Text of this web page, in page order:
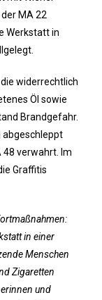
MA 22
Werkstatt in
widerrechtlich
Öl sowie
Brandgefahr.
abgeschleppt
48 verwahrt. Im
Graffitis
in einer
Menschen
Zigaretten
und